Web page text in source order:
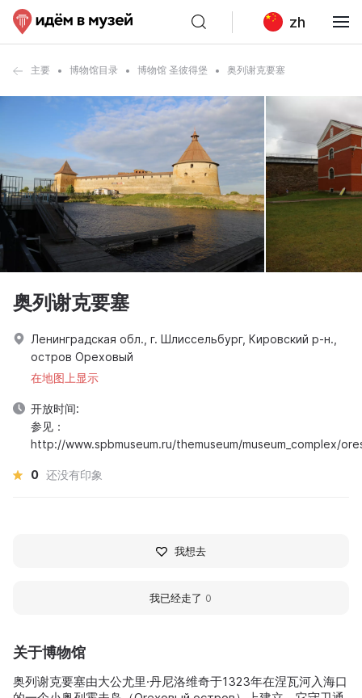
zh
主要 博物馆目录 博物馆 圣彼得堡 奥列谢克要塞
关于博物馆
奥列谢克要塞由大公尤里·丹尼洛维奇于1323年在涅瓦河入海口
奥列谢克要塞
Ленинградская обл., г. Шлиссельбург, Кировский р-н.,
остров Ореховый
在地图上显示
开放时间:
参见：
http://www.spbmuseum.ru/themuseum/museum_complex/
0 还没有印象
我想去
我已经走了 0